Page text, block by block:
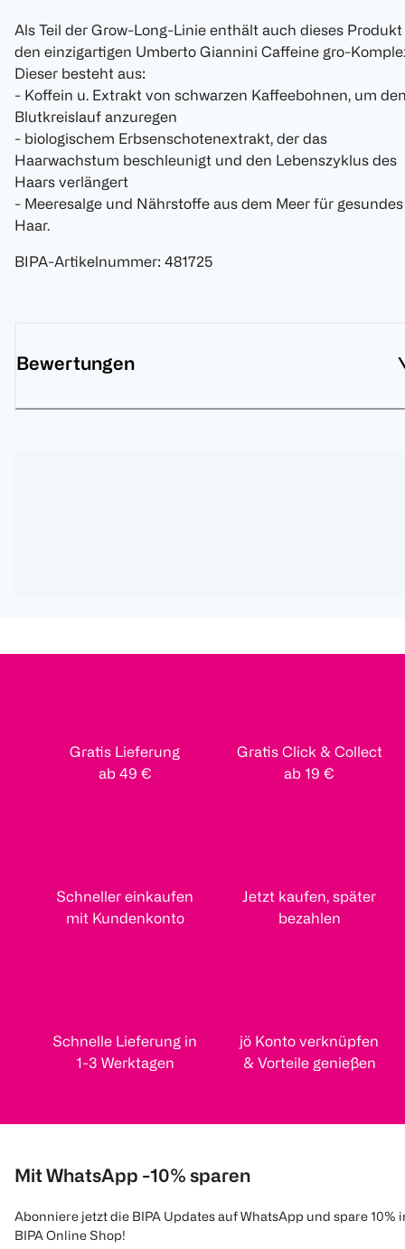
Als Teil der Grow-Long-Linie enthält auch dieses Produkt
den einzigartigen Umberto Giannini Caffeine gro-
Dieser besteht aus:
- Koffein u. Extrakt von schwarzen Kaffeebohnen, um
Blutkreislauf anzuregen
- biologischem Erbsenschotenextrakt, der das
Haarwachstum beschleunigt und den Lebenszyklus des
Haars verlängert
- Meeresalge und Nährstoffe aus dem Meer für gesundes
Haar.
BIPA-Artikelnummer: 481725
Bewertungen
Gratis Lieferung
ab 49 €
Gratis Click & Collect
ab 19 €
Schneller einkaufen
mit Kundenkonto
Jetzt kaufen, später
bezahlen
Schnelle Lieferung in
1-3 Werktagen
jö Konto verknüpfen
& Vorteile genießen
Mit WhatsApp -10% sparen
Abonniere jetzt die BIPA Updates auf WhatsApp und spare 10%
BIPA Online Shop!